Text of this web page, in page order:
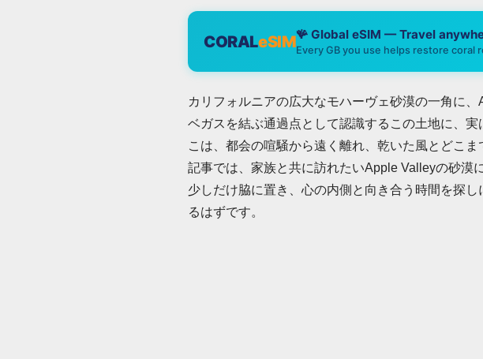
CORALeSIM🪸 Global eSIM — Travel
Every GB you use helps restore coral
カリフォルニアの広大なモハーヴェ砂漠の一角に
ベガスを結ぶ通過点として認識するこの土地に、
こは、都会の喧騒から遠く離れ、乾いた風とどこ
記事では、家族と共に訪れたいApple Valleyの砂漠
少しだけ脇に置き、心の内側と向き合う時間を探
るはずです。